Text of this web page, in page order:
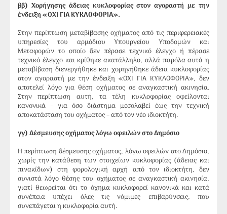
ββ) Χορήγησης άδειας κυκλοφορίας στον αγοραστή με την
ένδειξη «ΟΧΙ ΓΙΑ ΚΥΚΛΟΦΟΡΙΑ».
Στην περίπτωση μεταβίβασης οχήματος από τις περιφερειακές
υπηρεσίες του αρμόδιου Υπουργείου Υποδομών και
Μεταφορών το οποίο δεν πέρασε τεχνικό έλεγχο ή πέρασε
τεχνικό έλεγχο και κρίθηκε ακατάλληλο, αλλά παρόλα αυτά η
μεταβίβαση διενεργήθηκε και χορηγήθηκε άδεια κυκλοφορίας
στον αγοραστή με την ένδειξη «ΟΧΙ ΓΙΑ ΚΥΚΛΟΦΟΡΙΑ», δεν
αποτελεί λόγο για θέση οχήματος σε αναγκαστική ακινησία.
Στην περίπτωση αυτή, τα τέλη κυκλοφορίας οφείλονται
κανονικά – για όσο διάστημα μεσολαβεί έως την τεχνική
αποκατάσταση του οχήματος – από τον νέο ιδιοκτήτη.
γγ) Δέσμευσης οχήματος λόγω οφειλών στο Δημόσιο
Η περίπτωση δέσμευσης οχήματος, λόγω οφειλών στο Δημόσιο,
χωρίς την κατάθεση των στοιχείων κυκλοφορίας (άδειας και
πινακίδων) στη φορολογική αρχή από τον ιδιοκτήτη, δεν
συνιστά λόγο θέσης του οχήματος σε αναγκαστική ακινησία,
γιατί θεωρείται ότι το όχημα κυκλοφορεί κανονικά και κατά
συνέπεια υπέχει όλες τις νόμιμες επιβαρύνσεις, που
συνεπάγεται η κυκλοφορία αυτή.